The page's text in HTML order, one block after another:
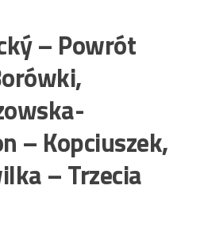
– Powrót
– Kopciuszek,
– Trzecia